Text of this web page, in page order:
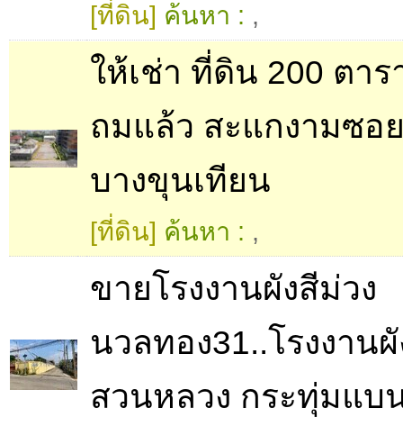
[ที่ดิน] ค้นหา : ,
ให้เช่า ที่ดิน 200 ตาร
ถมแล้ว สะแกงามซอ
บางขุนเทียน
[ที่ดิน] ค้นหา : ,
ขายโรงงานผังสีม่วง
นวลทอง31..โรงงาน
สวนหลวง กระทุ่มแบ